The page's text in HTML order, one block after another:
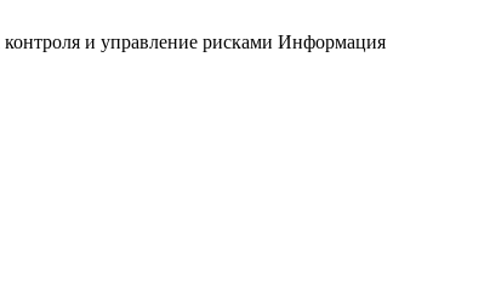
и управление рисками Информация